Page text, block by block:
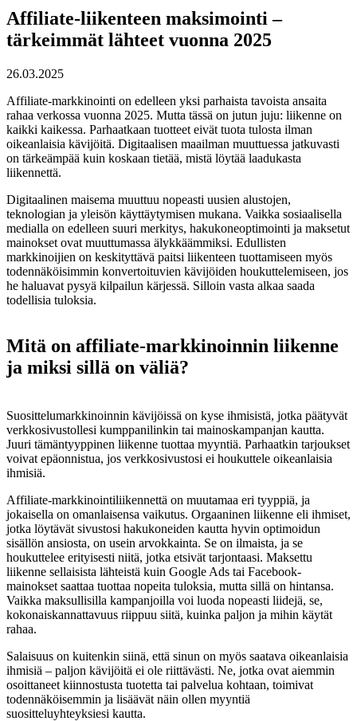
Affiliate-liikenteen maksimointi –
tärkeimmät lähteet vuonna 2025
26.03.2025
Affiliate-markkinointi on edelleen yksi parhaista tavoista ansaita
rahaa verkossa vuonna 2025. Mutta tässä on jutun juju: liikenne on
kaikki kaikessa. Parhaatkaan tuotteet eivät tuota tulosta ilman
oikeanlaisia kävijöitä. Digitaalisen maailman muuttuessa jatkuvasti
on tärkeämpää kuin koskaan tietää, mistä löytää laadukasta
liikennettä.
Digitaalinen maisema muuttuu nopeasti uusien alustojen,
teknologian ja yleisön käyttäytymisen mukana. Vaikka sosiaalisella
medialla on edelleen suuri merkitys, hakukoneoptimointi ja maksetut
mainokset ovat muuttumassa älykkäämmiksi. Edullisten
markkinoijien on keskityttävä paitsi liikenteen tuottamiseen myös
todennäköisimmin konvertoituvien kävijöiden houkuttelemiseen, jos
he haluavat pysyä kilpailun kärjessä. Silloin vasta alkaa saada
todellisia tuloksia.
Mitä on affiliate-markkinoinnin liikenne
ja miksi sillä on väliä?
Suosittelumarkkinoinnin kävijöissä on kyse ihmisistä, jotka päätyvät
verkkosivustollesi kumppanilinkin tai mainoskampanjan kautta.
Juuri tämäntyyppinen liikenne tuottaa myyntiä. Parhaatkin tarjoukset
voivat epäonnistua, jos verkkosivustosi ei houkuttele oikeanlaisia
ihmisiä.
Affiliate-markkinointiliikennettä on muutamaa eri tyyppiä, ja
jokaisella on omanlaisensa vaikutus. Orgaaninen liikenne eli ihmiset,
jotka löytävät sivustosi hakukoneiden kautta hyvin optimoidun
sisällön ansiosta, on usein arvokkainta. Se on ilmaista, ja se
houkuttelee erityisesti niitä, jotka etsivät tarjontaasi. Maksettu
liikenne sellaisista lähteistä kuin Google Ads tai Facebook-
mainokset saattaa tuottaa nopeita tuloksia, mutta sillä on hintansa.
Vaikka maksullisilla kampanjoilla voi luoda nopeasti liidejä, se,
kokonaiskannattavuus riippuu siitä, kuinka paljon ja mihin käytät
rahaa.
Salaisuus on kuitenkin siinä, että sinun on myös saatava oikeanlaisia
ihmisiä – paljon kävijöitä ei ole riittävästi. Ne, jotka ovat aiemmin
osoittaneet kiinnostusta tuotetta tai palvelua kohtaan, toimivat
todennäköisemmin ja lisäävät näin ollen myyntiä
suositteluyhteyksiesi kautta.